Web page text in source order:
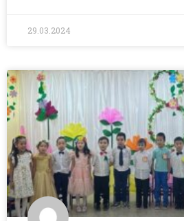
29.03.2024